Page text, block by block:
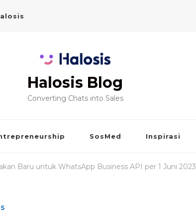
Halosis Blog
Converting Chats into Sales
SosMed Inspirasi
Baru untuk WhatsApp Business API per 1 Juni 2023